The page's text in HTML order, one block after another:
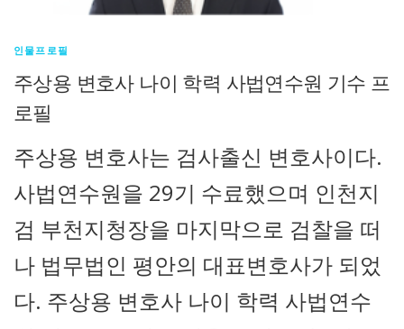
인물프로필
주상용 변호사 나이 학력 사법연수원 기수 프
로필
주상용 변호사는 검사출신 변호사이다.
사법연수원을 29기 수료했으며 인천지
검 부천지청장을 마지막으로 검찰을 떠
나 법무법인 평안의 대표변호사가 되었
다. 주상용 변호사 나이 학력 사법연수